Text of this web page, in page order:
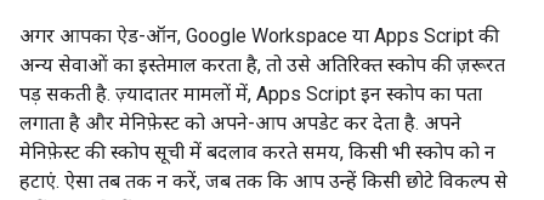
अगर आपका ऐड-ऑन, Google Workspace या Apps Script की
अन्य सेवाओं का इस्तेमाल करता है, तो उसे अतिरिक्त स्कोप की ज़रूरत
पड़ सकती है. ज़्यादातर मामलों में, Apps Script इन स्कोप का पता
लगाता है और मेनिफ़ेस्ट को अपने-आप अपडेट कर देता है. अपने
मेनिफ़ेस्ट की स्कोप सूची में बदलाव करते समय, किसी भी स्कोप को न
हटाएं. ऐसा तब तक न करें, जब तक कि आप उन्हें किसी छोटे विकल्प से